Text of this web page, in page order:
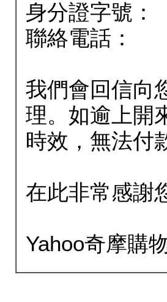
身分證字號：
聯絡電話：
我們會回信向
理。如逾上開
時效，無法付
在此非常感謝
Yahoo奇摩購